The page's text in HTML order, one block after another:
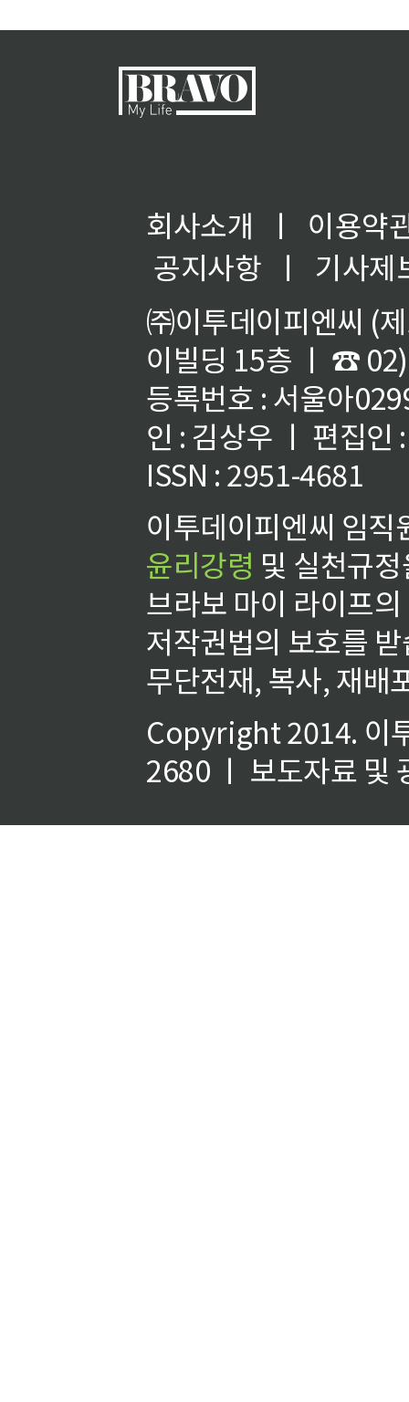
회사소개 ㅣ
이용약
공지사항
ㅣ
기사제
㈜이투데이피엔씨 (
이빌딩 15층 ㅣ ☎
등록번호 : 서울아
인 : 김상우 ㅣ 편집인
ISSN : 2951-4681
이투데이피엔씨 임
윤리강령 및 실천규
브라보 마이 라이프
저작권법의 보호를
무단전재, 복사, 재배
Copyright 2014. 이
2680 ㅣ 보도자료